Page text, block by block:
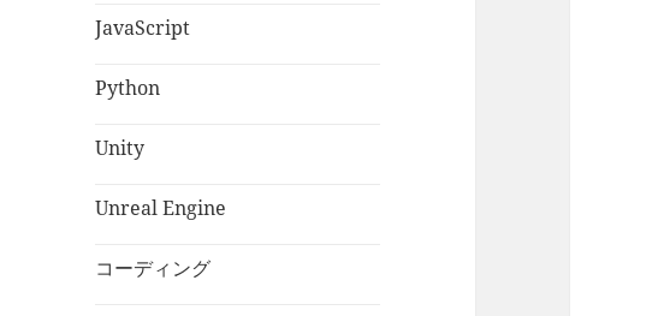
JavaScript
Python
Unity
Unreal Engine
コーディング